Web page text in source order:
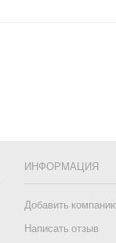
ИНФОРМАЦИЯ
Добавить
Написать отзыв